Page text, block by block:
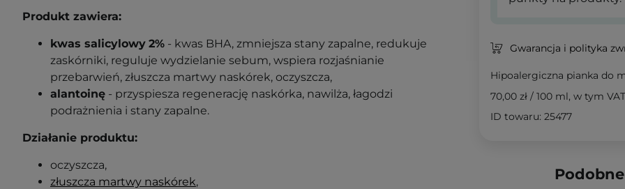
Produkt zawiera:
kwas salicylowy 2% - kwas BHA, zmniejsza stany zapalne, redukuje
zaskórniki, reguluje wydzielanie sebum, wspiera rozjaśnianie
przebarwień, złuszcza martwy naskórek, oczyszcza,
alantoinę - przyspiesza regenerację naskórka, nawilża, łagodzi
podrażnienia i stany zapalne.
Działanie produktu:
oczyszcza,
złuszcza martwy naskórek,
Gwarancja i polityka
Hipoalergiczna pianka do
70,00 zł / 100 ml, w tym VAT
ID towaru: 25477